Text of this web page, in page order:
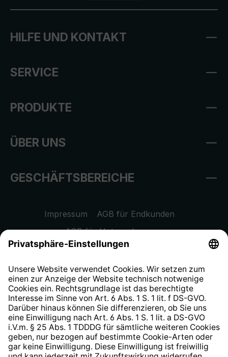
HILFE UND KONTAKT
SERVICE
PRODUKTE
ÜBER UNS
GESCHÄFTSBEREICHE
Impressum
AGB für Endkunden
AGB für Unternehmen
Datenschutzhinweis
Widerrufsrecht
Hinweisgeberschutzsystem
Barrierefreiheit